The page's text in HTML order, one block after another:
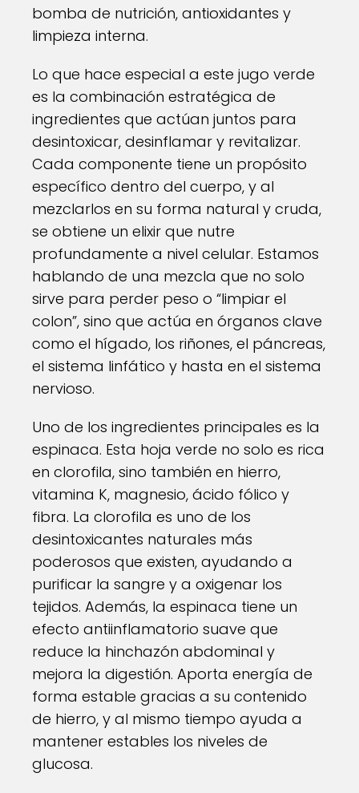
bomba de nutrición, antioxidantes y
limpieza interna.
Lo que hace especial a este jugo verde
es la combinación estratégica de
ingredientes que actúan juntos para
desintoxicar, desinflamar y revitalizar.
Cada componente tiene un propósito
específico dentro del cuerpo, y al
mezclarlos en su forma natural y cruda,
se obtiene un elixir que nutre
profundamente a nivel celular. Estamos
hablando de una mezcla que no solo
sirve para perder peso o “limpiar el
colon”, sino que actúa en órganos clave
como el hígado, los riñones, el páncreas,
el sistema linfático y hasta en el sistema
nervioso.
Uno de los ingredientes principales es la
espinaca. Esta hoja verde no solo es rica
en clorofila, sino también en hierro,
vitamina K, magnesio, ácido fólico y
fibra. La clorofila es uno de los
desintoxicantes naturales más
poderosos que existen, ayudando a
purificar la sangre y a oxigenar los
tejidos. Además, la espinaca tiene un
efecto antiinflamatorio suave que
reduce la hinchazón abdominal y
mejora la digestión. Aporta energía de
forma estable gracias a su contenido
de hierro, y al mismo tiempo ayuda a
mantener estables los niveles de
glucosa.